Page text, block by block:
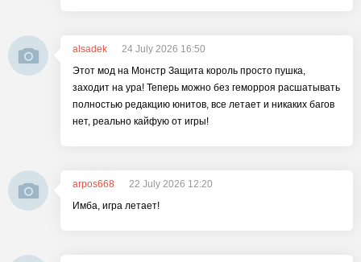
alsadek
24 July 2026 16:50
Этот мод на Монстр Защита король просто пушка,
заходит на ура! Теперь можно без геморроя расшатывать
полностью редакцию юнитов, все летает и никаких багов
нет, реально кайфую от игры!
arpos668
22 July 2026 12:20
Имба, игра летает!